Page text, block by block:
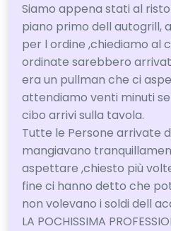
Siamo appena stati al
piano primo dell autogrill,
per l ordine ,chiediamo al
ordinate sarebbero
era un pullman che ci
attendiamo venti minuti
cibo arrivi sulla tavola.
Tutte le Persone arrivate
mangiavano
aspettare ,chiesto più
fine ci hanno detto che
non volevano i soldi dell
LA POCHISSIMA